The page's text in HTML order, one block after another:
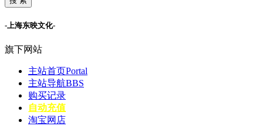
-上海东映文化-
旗下网站
主站首页Portal
主站导航BBS
购买记录
自动充值
淘宝网店